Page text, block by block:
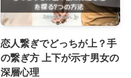
恋人繋ぎでどっちが上？手
の繋ぎ方 上下が示す男女の
深層心理